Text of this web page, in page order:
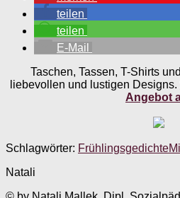
teilen
teilen
E-Mail
Taschen, Tassen, T-Shirts
liebevollen und lustigen Designs.
Angebot
Schlagwörter: Frühlingsgedichte
Natali